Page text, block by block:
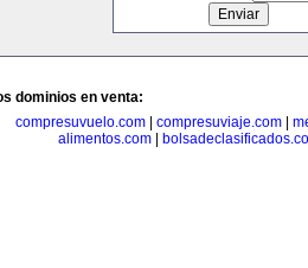
dominios en venta:
compresuvuelo.com
compresuviaje.com
alimentos.com